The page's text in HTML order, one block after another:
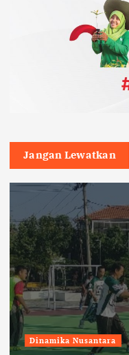
Jangan Lewatkan
Headline Humaniora